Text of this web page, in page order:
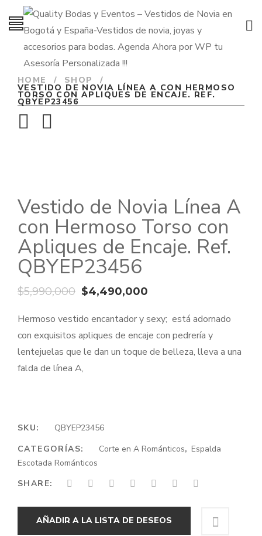
HOME / SHOP /
VESTIDO DE NOVIA LÍNEA A CON HERMOSO
TORSO CON APLIQUES DE ENCAJE. REF.
QBYEP23456
Vestido de Novia Línea A
con Hermoso Torso con
Apliques de Encaje. Ref.
QBYEP23456
$5,990,000 El
era:
$4,490,000
actual
es:
Hermoso vestido encantador y sexy; está adornado
con exquisitos apliques de encaje con pedrería y
lentejuelas que le dan un toque de belleza, lleva a una
falda de línea A,
SKU:
QBYEP23456
CATEGORÍAS:
Corte en A Románticos, Espalda
Escotada Románticos
SHARE:
AÑADIR A LA LISTA DE DESEOS